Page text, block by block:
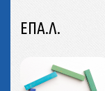
ΕΠΑ.Λ.